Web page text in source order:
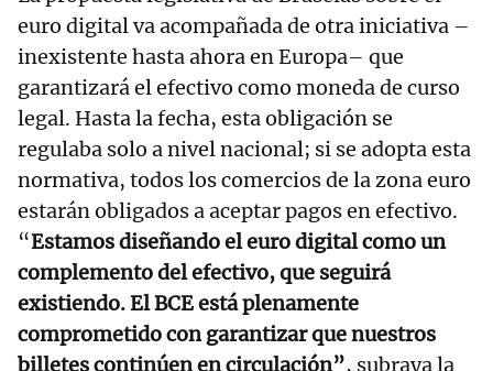
euro digital va acompañada de otra iniciativa –
inexistente hasta ahora en Europa– que
garantizará el efectivo como moneda de curso
legal. Hasta la fecha, esta obligación se
regulaba solo a nivel nacional; si se adopta esta
normativa, todos los comercios de la zona euro
estarán obligados a aceptar pagos en efectivo.
“Estamos diseñando el euro digital como un
complemento del efectivo, que seguirá
existiendo. El BCE está plenamente
comprometido con garantizar que nuestros
billetes continúen en circulación”, subraya la